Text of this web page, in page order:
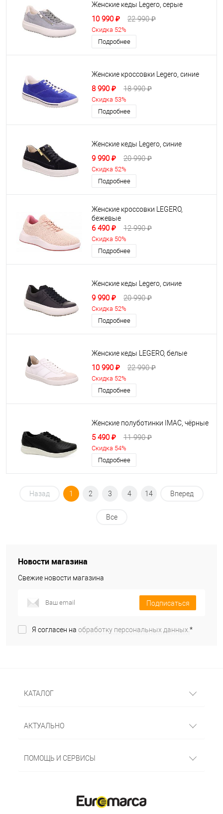
Женские кеды Legero, серые
10 990 ₽ 22 990 ₽
Скидка 52%
Подробнее
Женские кроссовки Legero, синие
8 990 ₽ 18 990 ₽
Скидка 53%
Подробнее
Женские кеды Legero, синие
9 990 ₽ 20 990 ₽
Скидка 52%
Подробнее
Женские кроссовки LEGERO,
бежевые
6 490 ₽ 12 990 ₽
Скидка 50%
Подробнее
Женские кеды Legero, синие
9 990 ₽ 20 990 ₽
Скидка 52%
Подробнее
Женские кеды LEGERO, белые
10 990 ₽ 22 990 ₽
Скидка 52%
Подробнее
Женские полуботинки IMAC, чёрные
5 490 ₽ 11 990 ₽
Скидка 54%
Подробнее
Назад 1 2 3 4 14 Вперед
Все
Новости магазина
Свежие новости магазина
Подписаться
Я согласен на обработку персональных данных.*
КАТАЛОГ
АКТУАЛЬНО
ПОМОЩЬ И СЕРВИСЫ